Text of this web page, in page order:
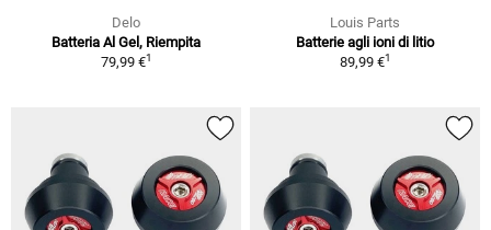
Delo
Batteria Al Gel, Riempita
79,99 €1
Louis Parts
Batterie agli ioni di litio
89,99 €1